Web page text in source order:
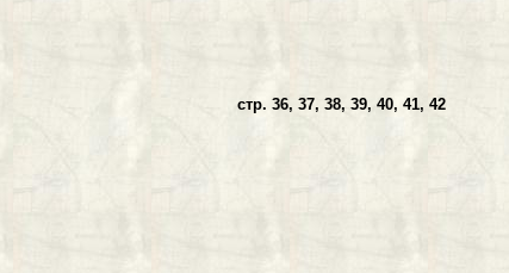
И ГРУНТЫ стр. 36, 37, 38, 39, 40, 41, 42